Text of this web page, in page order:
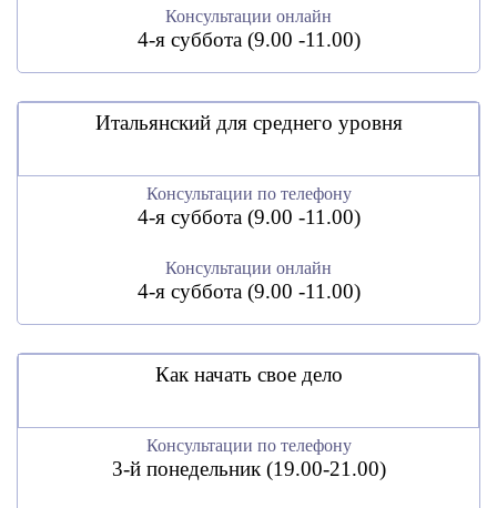
Консультации онлайн
4-я суббота (9.00 -11.00)
Итальянский для среднего уровня
Консультации по телефону
4-я суббота (9.00 -11.00)
Консультации онлайн
4-я суббота (9.00 -11.00)
Как начать свое дело
Консультации по телефону
3-й понедельник (19.00-21.00)